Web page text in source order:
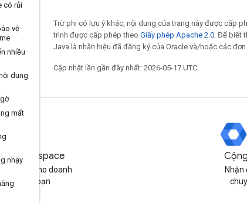
có rủi
vệ
nhiều
dung
mất
nhạy
Trừ phi có lưu ý khác, nội dung của trang này được cấp
trình được cấp phép theo Giấy phép Apache 2.0. Để biết
Java là nhãn hiệu đã đăng ký của Oracle và/hoặc các
Cập nhật lần gần đây nhất: 2026-05-17 UTC.
Workspace
phù hợp cho doanh
của bạn